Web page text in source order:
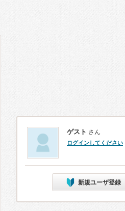
ゲスト さん
ログインしてください
新規ユーザ登録